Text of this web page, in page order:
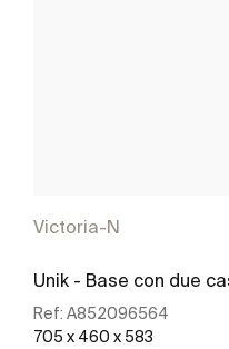
Victoria-N
Unik - Base con due
Ref: A852096564
705 x 460 x 583